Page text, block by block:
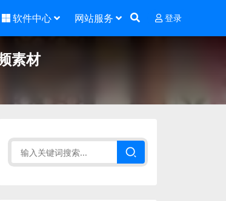
软件中心 网站服务 登录
素材